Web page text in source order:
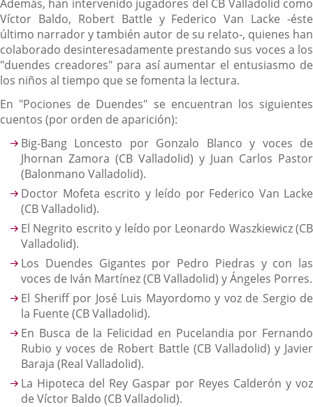
Además, han intervenido jugadores del CB Valladolid como
Víctor Baldo, Robert Battle y Federico Van Lacke -éste
último narrador y también autor de su relato-, quienes han
colaborado desinteresadamente prestando sus voces a los
"duendes creadores" para así aumentar el entusiasmo de
los niños al tiempo que se fomenta la lectura.
En "Pociones de Duendes" se encuentran los siguientes
cuentos (por orden de aparición):
Big-Bang Loncesto por Gonzalo Blanco y voces de
Jhornan Zamora (CB Valladolid) y Juan Carlos Pastor
(Balonmano Valladolid).
Doctor Mofeta escrito y leído por Federico Van Lacke
(CB Valladolid).
El Negrito escrito y leído por Leonardo Waszkiewicz (CB
Valladolid).
Los Duendes Gigantes por Pedro Piedras y con las
voces de Iván Martínez (CB Valladolid) y Ángeles Porres.
El Sheriff por José Luis Mayordomo y voz de Sergio de
la Fuente (CB Valladolid).
En Busca de la Felicidad en Pucelandia por Fernando
Rubio y voces de Robert Battle (CB Valladolid) y Javier
Baraja (Real Valladolid).
La Hipoteca del Rey Gaspar por Reyes Calderón y voz
de Víctor Baldo (CB Valladolid).